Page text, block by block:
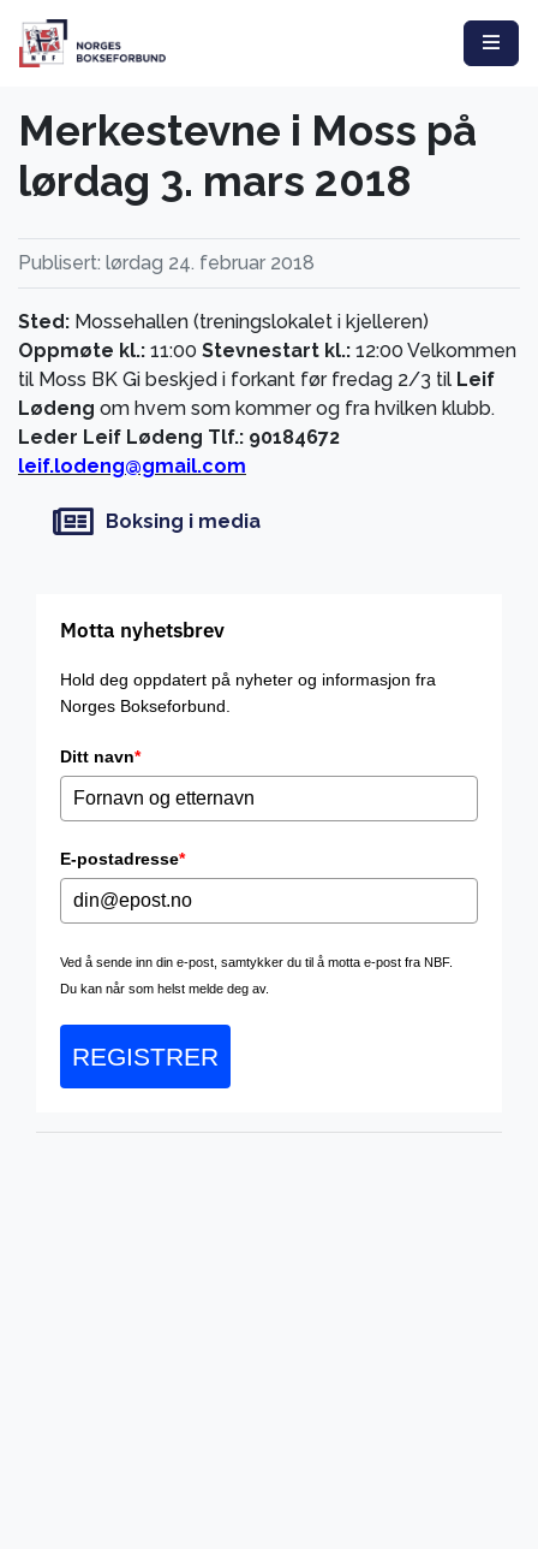
Merkestevne i Moss på
lørdag 3. mars 2018
Publisert: lørdag 24. februar 2018
Sted: Mossehallen (treningslokalet i kjelleren)
Oppmøte kl.: 11:00 Stevnestart kl.: 12:00 Velkommen
til Moss BK Gi beskjed i forkant før fredag 2/3 til Leif
Lødeng om hvem som kommer og fra hvilken klubb.
Leder Leif Lødeng Tlf.: 90184672
leif.lodeng@gmail.com
Boksing i media
Motta nyhetsbrev
Hold deg oppdatert på nyheter og informasjon fra
Norges Bokseforbund.
Ditt navn*
E-postadresse*
Ved å sende inn din e-post, samtykker du til å motta e-post fra NBF.
Du kan når som helst melde deg av.
REGISTRER